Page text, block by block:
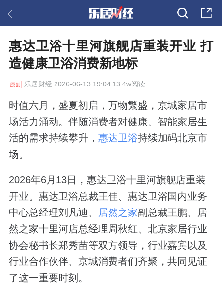
惠达卫浴十里河旗舰店重装开业 打
造健康卫浴消费新地标
乐居财经2026-06-13 19:04 13.4w阅读
时值六月，盛夏初启，万物繁盛，京城家居市
场活力涌动。伴随消费者对健康、智能家居生
活的需求持续攀升， 惠达卫浴持续加码北京市
场。
2026年6月13日，惠达卫浴十里河旗舰店重装
开业。惠达卫浴总裁王佳、惠达卫浴国内业务
中心总经理刘凡迪、
居然之家副总裁王鹏、居
然之家十里河店总经理周秋红、北京家居行业
协会秘书长郑秀苗等双方领导，行业嘉宾以及
行业合作伙伴、京城消费者们齐聚，共同见证
了这一重要时刻。